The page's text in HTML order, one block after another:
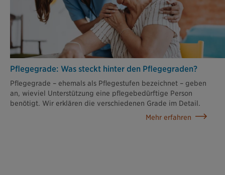
Pflegegrade: Was steckt hinter den Pflegegraden?
Pflegegrade – ehemals als Pflegestufen bezeichnet – geben
an, wieviel Unterstützung eine pflegebedürftige Person
benötigt. Wir erklären die verschiedenen Grade im Detail.
Mehr erfahren